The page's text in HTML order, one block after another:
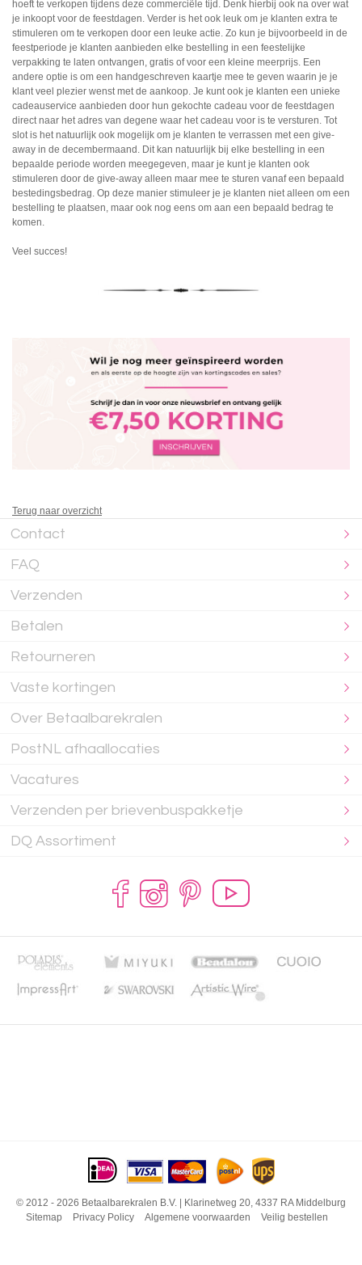
hoeft te verkopen tijdens deze commerciële tijd. Denk hierbij ook na over wat
je inkoopt voor de feestdagen. Verder is het ook leuk om je klanten extra te
stimuleren om te verkopen door een leuke actie. Zo kun je bijvoorbeeld in de
feestperiode je klanten aanbieden elke bestelling in een feestelijke
verpakking te laten ontvangen, gratis of voor een kleine meerprijs. Een
andere optie is om een handgeschreven kaartje mee te geven waarin je je
klant veel plezier wenst met de aankoop. Je kunt ook je klanten een unieke
cadeauservice aanbieden door hun gekochte cadeau voor de feestdagen
direct naar het adres van degene waar het cadeau voor is te versturen. Tot
slot is het natuurlijk ook mogelijk om je klanten te verrassen met een give-
away in de decembermaand. Dit kan natuurlijk bij elke bestelling in een
bepaalde periode worden meegegeven, maar je kunt je klanten ook
stimuleren door de give-away alleen maar mee te sturen vanaf een bepaald
bestedingsbedrag. Op deze manier stimuleer je je klanten niet alleen om een
bestelling te plaatsen, maar ook nog eens om aan een bepaald bedrag te
komen.
Veel succes!
Terug naar overzicht
Contact
FAQ
Verzenden
Betalen
Retourneren
Vaste kortingen
Over Betaalbarekralen
PostNL afhaallocaties
Vacatures
Verzenden per brievenbuspakketje
DQ Assortiment
© 2012 - 2026 Betaalbarekralen B.V. | Klarinetweg 20, 4337 RA Middelburg
Sitemap
Privacy Policy Algemene voorwaarden Veilig bestellen